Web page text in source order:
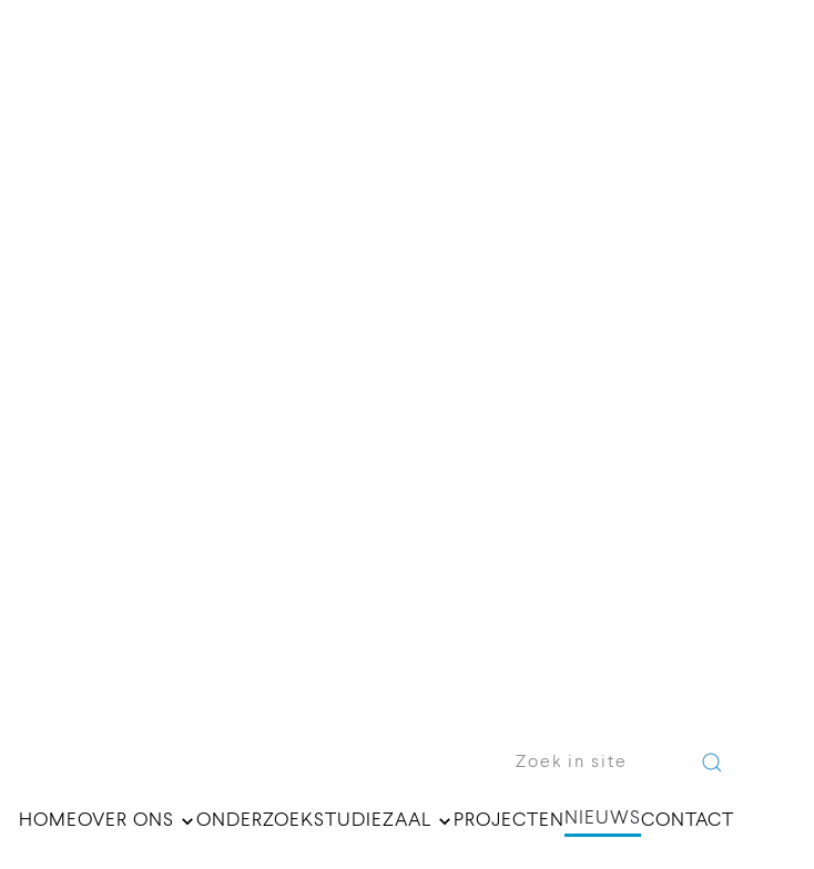
HOMEOVER ONS ONDERZOEKSTUDIEZAAL PROJECTEN NIEUWSCONTACT